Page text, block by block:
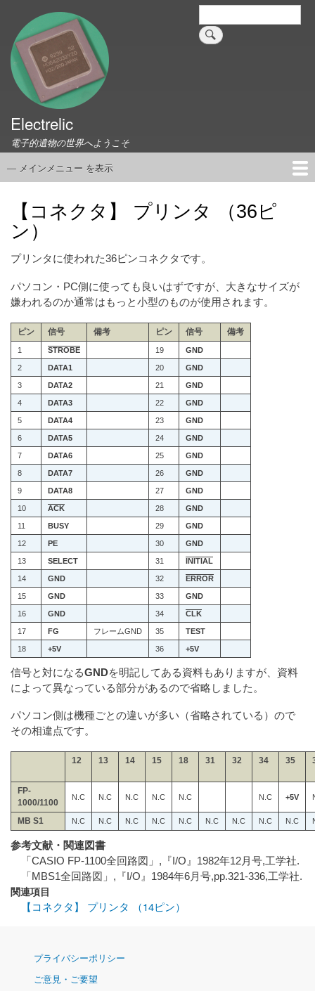
検
索
Electrelic
電子的遺物の世界へようこそ
メ
— メインメニュー を表示
ホーム
EMILY Board
Universal Monitor
コネクタ資料集
このサイトについて
リンク集
【コネクタ】 プリンタ （36ピ
ン）
プリンタに使われた36ピンコネクタです。
パソコン・PC側に使っても良いはずですが、大きなサイズが
嫌われるのか通常はもっと小型のものが使用されます。
ピン 信号 備考 ピン 信号 備考
1 STROBE 19 GND
2 DATA1 20 GND
3 DATA2 21 GND
4 DATA3 22 GND
5 DATA4 23 GND
6 DATA5 24 GND
7 DATA6 25 GND
8 DATA7 26 GND
9 DATA8 27 GND
10 ACK 28 GND
11 BUSY 29 GND
12 PE 30 GND
13 SELECT 31 INITIAL
14 GND 32 ERROR
15 GND 33 GND
16 GND 34 CLK
17 FG フレームGND 35 TEST
18 +5V 36 +5V
信号と対になるGNDを明記してある資料もありますが、資料
によって異なっている部分があるので省略しました。
パソコン側は機種ごとの違いが多い（省略されている）ので
その相違点です。
12 13 14 15 18 31 32 34 35
FP-
1000/1100
N.C N.C N.C N.C N.C N.C +5V
MB S1 N.C N.C N.C N.C N.C N.C N.C N.C N.C
参考文献・関連図書
「CASIO FP-1100全回路図」,『I/O』1982年12月号,工学社.
「MBS1全回路図」,『I/O』1984年6月号,pp.321-336,工学社.
関連項目
【コネクタ】 プリンタ （14ピン）
ナ
ゲ
プライバシーポリシー
ご意見・ご要望